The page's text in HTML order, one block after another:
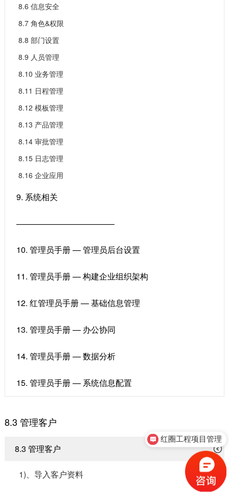
8.6 信息安全
8.7 角色&权限
8.8 部门设置
8.9 人员管理
8.10 业务管理
8.11 日程管理
8.12 模板管理
8.13 产品管理
8.14 审批管理
8.15 日志管理
8.16 企业应用
9. 系统相关
————————————
10. 管理员手册 — 管理员后台设置
11. 管理员手册 — 构建企业组织架构
12. 红管理员手册 — 基础信息管理
13. 管理员手册 — 办公协同
14. 管理员手册 — 数据分析
15. 管理员手册 — 系统信息配置
8.3 管理客户
8.3 管理客户
1)、导入客户资料
红圈工程项目管理